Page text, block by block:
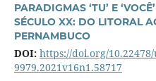
PARADIGMAS ‘TU’ E
SÉCULO XX: DO LITORAL
PERNAMBUCO
DOI: https://doi.org/
9979.2021v16n1.58717